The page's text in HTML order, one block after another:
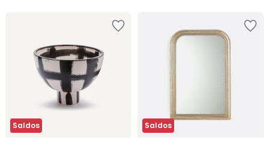
Saldos Saldos